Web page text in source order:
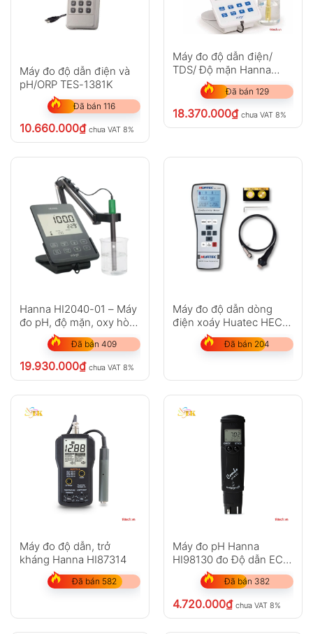
Máy đo độ dẫn điện và
pH/ORP TES-1381K
Đã bán 116
10.660.000₫ chưa VAT 8%
Máy đo độ dẫn điện/
TDS/ Độ mặn Hanna
HI2003-01
Đã bán 129
18.370.000₫ chưa VAT 8%
Hanna HI2040-01 – Máy
đo pH, độ mặn, oxy hòa
Đã bán 409
19.930.000₫ chưa VAT 8%
Máy đo độ dẫn dòng
điện xoáy Huatec HEC-
Đã bán 204
Máy đo độ dẫn, trở
kháng Hanna HI87314
Đã bán 582
Máy đo pH Hanna
HI98130 đo Độ dẫn EC /
Đã bán 382
4.720.000₫ chưa VAT 8%